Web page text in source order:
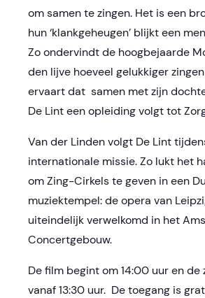
om samen te zingen. Het is een
hun ‘klankgeheugen’ blijkt een
Zo ondervindt de hoogbejaarde
den lijve hoeveel gelukkiger
ervaart dat samen met zijn
De Lint een opleiding volgt tot
Van der Linden volgt De Lint
internationale missie. Zo lukt het
om Zing-Cirkels te geven in een
muziektempel: de opera van
uiteindelijk verwelkomd in het
Concertgebouw.
De film begint om 14:00 uur en de
vanaf 13:30 uur. De toegang is